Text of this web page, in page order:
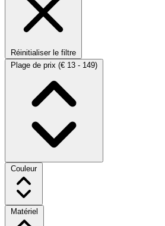
Réinitialiser le filtre
Plage de prix (€ 13 - 149)
Couleur
Matériel